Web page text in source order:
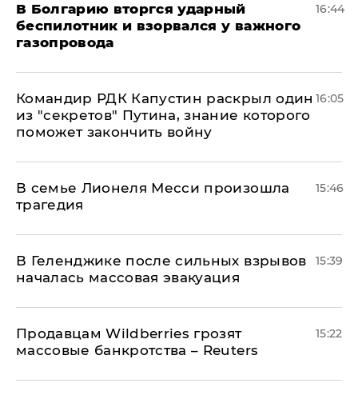
В Болгарию вторгся ударный
беспилотник и взорвался у важного
газопровода
16:44
Командир РДК Капустин раскрыл один
из "секретов" Путина, знание которого
поможет закончить войну
16:05
В семье Лионеля Месси произошла
трагедия
15:46
В Геленджике после сильных взрывов
началась массовая эвакуация
15:39
Продавцам Wildberries грозят
массовые банкротства – Reuters
15:22